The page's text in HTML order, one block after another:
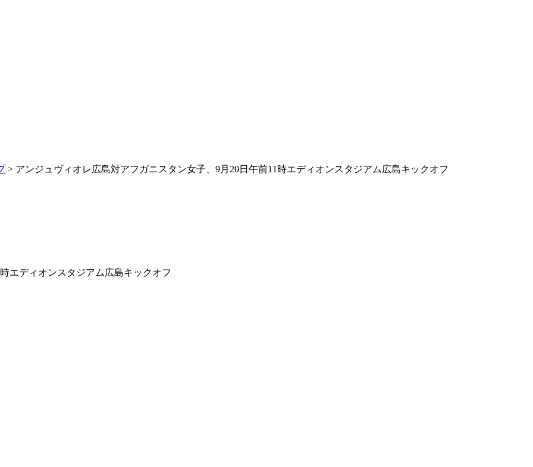
> アンジュヴィオレ広島対アフガニスタン女子、9月20日午前11時エディオンスタジアム広島キックオフ
エディオンスタジアム広島キックオフ